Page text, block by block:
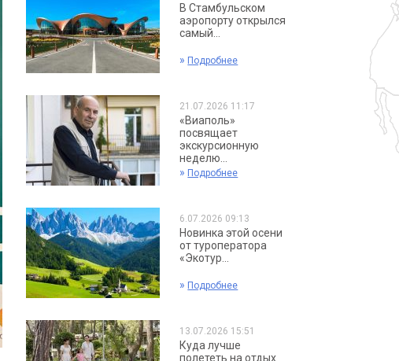
В Стамбульском
аэропорту открылся
самый...
» Подробнее
21.07.2026 11:17
«Виаполь»
посвящает
экскурсионную
неделю...
» Подробнее
6.07.2026 09:13
Новинка этой осени
от туроператора
«Экотур...
» Подробнее
13.07.2026 15:51
Куда лучше
полететь на отдых